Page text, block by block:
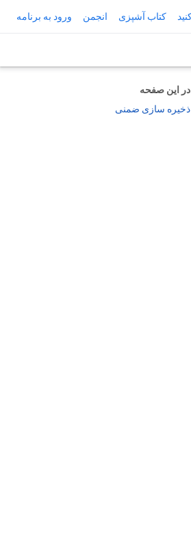
کتاب آشپزی انجمن ورود به برنامه
در این صفحه
ذخیره سازی ضمنی